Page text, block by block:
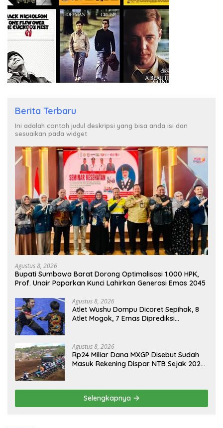
Berita Terbaru
Ini adalah contoh judul deskripsi yang bisa anda isi dan
sesuaikan pada widget
Agustus 8, 2026
Bupati Sumbawa Barat Dorong Optimalisasi 1.000 HPK,
Prof. Unair Paparkan Kunci Lahirkan Generasi Emas 2045
Agustus 8, 2026
Atlet Wushu Dompu Dicoret Sepihak, 8
Atlet Mogok, 7 Emas Diprediksi
Agustus 8, 2026
Rp24 Miliar Dana MXGP Disebut Sudah
Masuk Rekening Dispar NTB Sejak 2024,
Selengkapnya